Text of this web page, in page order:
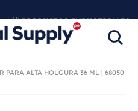
ORIGINALES
PARA ALTA HOLGURA 36 ML | 68050